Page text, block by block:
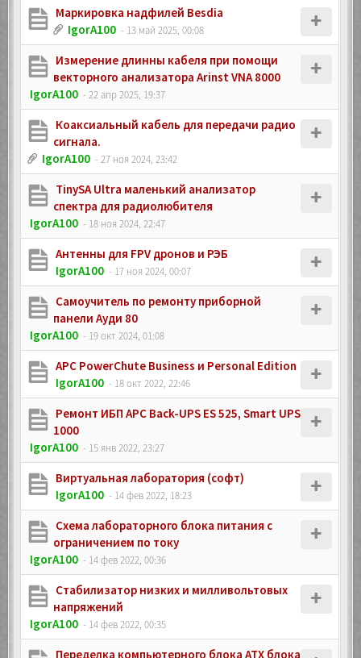
Маркировка надфилей Besdia
IgorA100 - 13 май 2025, 00:08
Измерение длинны кабеля при помощи
векторного анализатора Arinst VNA 8000
IgorA100 - 22 апр 2025, 19:37
Коаксиальный кабель для передачи радио
сигнала.
IgorA100 - 27 ноя 2024, 23:42
TinySA Ultra маленький анализатор
спектра для радиолюбителя
IgorA100 - 18 ноя 2024, 22:47
Антенны для FPV дронов и РЭБ
IgorA100 - 17 ноя 2024, 00:07
Самоучитель по ремонту приборной
панели Ауди 80
IgorA100 - 19 окт 2024, 01:08
APC PowerChute Business и Personal Edition
IgorA100 - 18 окт 2022, 22:46
Ремонт ИБП APC Back-UPS ES 525, Smart UPS
1000
IgorA100 - 15 янв 2022, 23:27
Виртуальная лаборатория (софт)
IgorA100 - 14 фев 2022, 18:23
Схема лабораторного блока питания с
ограничением по току
IgorA100 - 14 фев 2022, 00:36
Стабилизатор низких и милливольтовых
напряжений
IgorA100 - 14 фев 2022, 00:35
Переделка компьютерного блока ATX блока